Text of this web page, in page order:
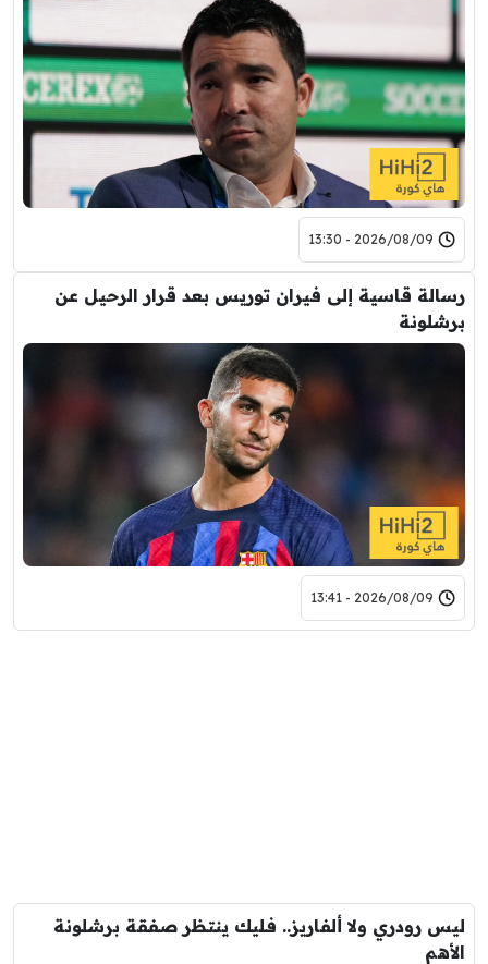
2026/08/09 - 13:30
رسالة قاسية إلى فيران توريس بعد قرار الرحيل عن
برشلونة
2026/08/09 - 13:41
ليس رودري ولا ألفاريز.. فليك ينتظر صفقة برشلونة
الأهم